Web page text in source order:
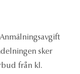
Anmälningsavgift
sker
från kl.